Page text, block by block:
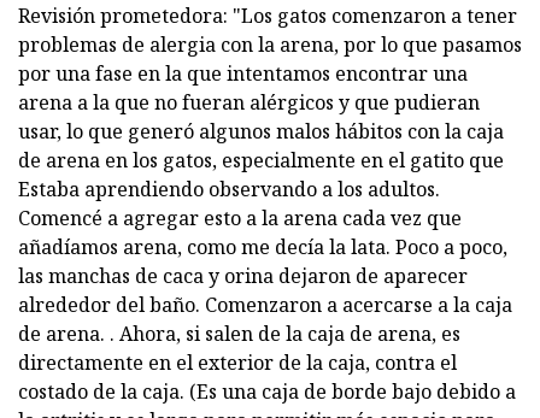
Revisión prometedora: "Los gatos comenzaron a tener
problemas de alergia con la arena, por lo que pasamos
por una fase en la que intentamos encontrar una
arena a la que no fueran alérgicos y que pudieran
usar, lo que generó algunos malos hábitos con la caja
de arena en los gatos, especialmente en el gatito que
Estaba aprendiendo observando a los adultos.
Comencé a agregar esto a la arena cada vez que
añadíamos arena, como me decía la lata. Poco a poco,
las manchas de caca y orina dejaron de aparecer
alrededor del baño. Comenzaron a acercarse a la caja
de arena. . Ahora, si salen de la caja de arena, es
directamente en el exterior de la caja, contra el
costado de la caja. (Es una caja de borde bajo debido a